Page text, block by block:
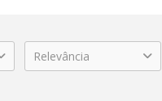
Relevância